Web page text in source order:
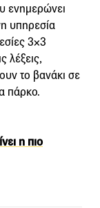
ενημερώνει
υπηρεσία
3×3
λέξεις,
το βανάκι σε
πάρκο.
η πιο